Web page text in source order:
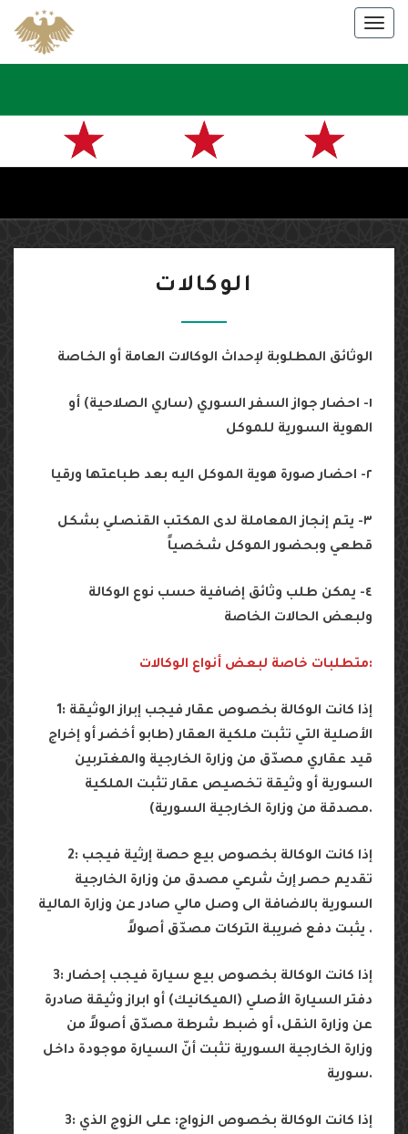
content
سفارة
العربية
السورية
في باريسالوكالات
الوثائق المطلوبة لإحداث الوكالات العامة أو الخـاصة
١- احضار جواز السفر السوري (ساري الصلاحية) أو
الهوية السورية للموكل
٢- احضار صورة هوية الموكل اليه بعد طباعتها ورقيا
٣- يتم إنجاز المعاملة لدى المكتب القنصلي بشكل
قطعي وبحضور الموكل شخصياً
٤- يمكن طلب وثائق إضافية حسب نوع الوكالة
ولبعض الحالات الخاصة
متطلبات خاصة لبعض أنواع الوكالات:
1: إذا كانت الوكالة بخصوص عقار فيجب إبراز الوثيقة
الأصلية التي تثبت ملكية العقار (طابو أخضر أو إخراج
قيد عقاري مصدّق من وزارة الخارجية والمغتربين
السورية أو وثيقة تخصيص عقار تثبت الملكية
مصدقة من وزارة الخارجية السورية).
2: إذا كانت الوكالة بخصوص بيع حصة إرثية فيجب
تقديم حصر إرث شرعي مصدق من وزارة الخارجية
السورية بالاضافة الى وصل مالي صادر عن وزارة المالية
يثبت دفع ضريبة التركات مصدّق أصولاً .
3: إذا كانت الوكالة بخصوص بيع سيارة فيجب إحضار
دفتر السيارة الأصلي (الميكانيك) أو ابراز وثيقة صادرة
عن وزارة النقل، أو ضبط شرطة مصدّق أصولاً من
وزارة الخارجية السورية تثبت أنّ السيارة موجودة داخل
سورية.
3: إذا كانت الوكالة بخصوص الزواج: على الزوج الذي